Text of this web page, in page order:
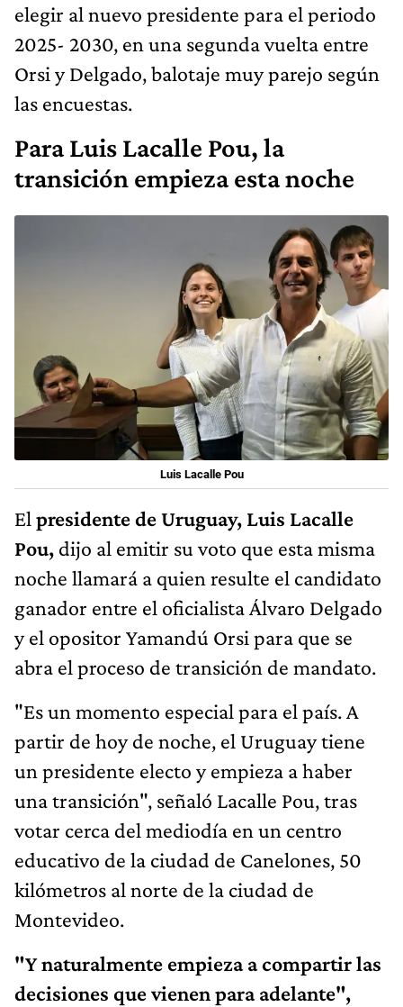
elegir al nuevo presidente para el periodo
2025- 2030, en una segunda vuelta entre
Orsi y Delgado, balotaje muy parejo según
las encuestas.
Para Luis Lacalle Pou, la
transición empieza esta noche
Luis Lacalle Pou
El presidente de Uruguay, Luis Lacalle
Pou, dijo al emitir su voto que esta misma
noche llamará a quien resulte el candidato
ganador entre el oficialista Álvaro Delgado
y el opositor Yamandú Orsi para que se
abra el proceso de transición de mandato.
"Es un momento especial para el país. A
partir de hoy de noche, el Uruguay tiene
un presidente electo y empieza a haber
una transición", señaló Lacalle Pou, tras
votar cerca del mediodía en un centro
educativo de la ciudad de Canelones, 50
kilómetros al norte de la ciudad de
Montevideo.
"Y naturalmente empieza a compartir las
decisiones que vienen para adelante",